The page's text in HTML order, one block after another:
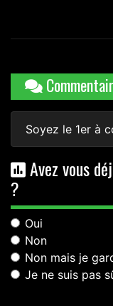
Soyez le 1er à
Avez vous
?
Oui
Non
Non mais je
Je ne suis pas